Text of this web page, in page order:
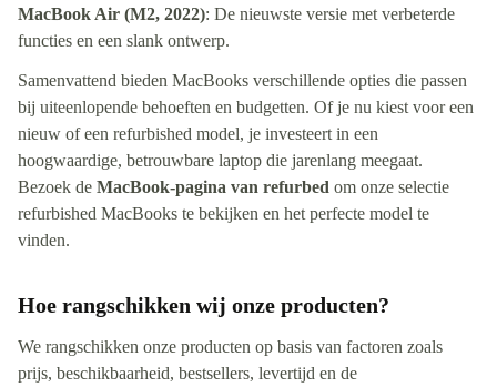
MacBook Air (M2, 2022): De nieuwste versie met verbeterde
functies en een slank ontwerp.
Samenvattend bieden MacBooks verschillende opties die passen
bij uiteenlopende behoeften en budgetten. Of je nu kiest voor een
nieuw of een refurbished model, je investeert in een
hoogwaardige, betrouwbare laptop die jarenlang meegaat.
Bezoek de MacBook-pagina van refurbed om onze selectie
refurbished MacBooks te bekijken en het perfecte model te
vinden.
Hoe rangschikken wij onze producten?
We rangschikken onze producten op basis van factoren zoals
prijs, beschikbaarheid, bestsellers, levertijd en de